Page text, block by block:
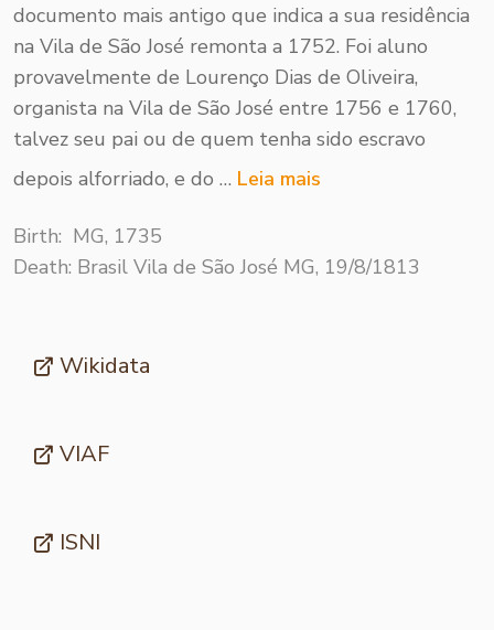
documento mais antigo que indica a sua residência
na Vila de São José remonta a 1752. Foi aluno
provavelmente de Lourenço Dias de Oliveira,
organista na Vila de São José entre 1756 e 1760,
talvez seu pai ou de quem tenha sido escravo
depois alforriado, e do … Leia mais
Birth: MG, 1735
Death: Brasil Vila de São José MG, 19/8/1813
Wikidata
VIAF
ISNI